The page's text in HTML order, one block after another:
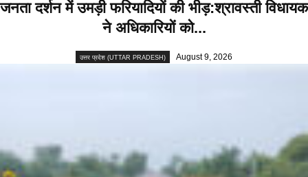
जनता दर्शन में उमड़ी फरियादियों की भीड़:श्रावस्ती विधायक
ने अधिकारियों को...
उत्तर प्रदेश (UTTAR PRADESH) August 9, 2026